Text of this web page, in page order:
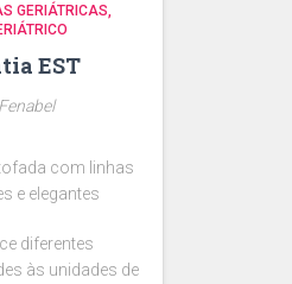
GERIÁTRICAS
EST
Fenabel
com linhas
e elegantes
diferentes
às unidades de